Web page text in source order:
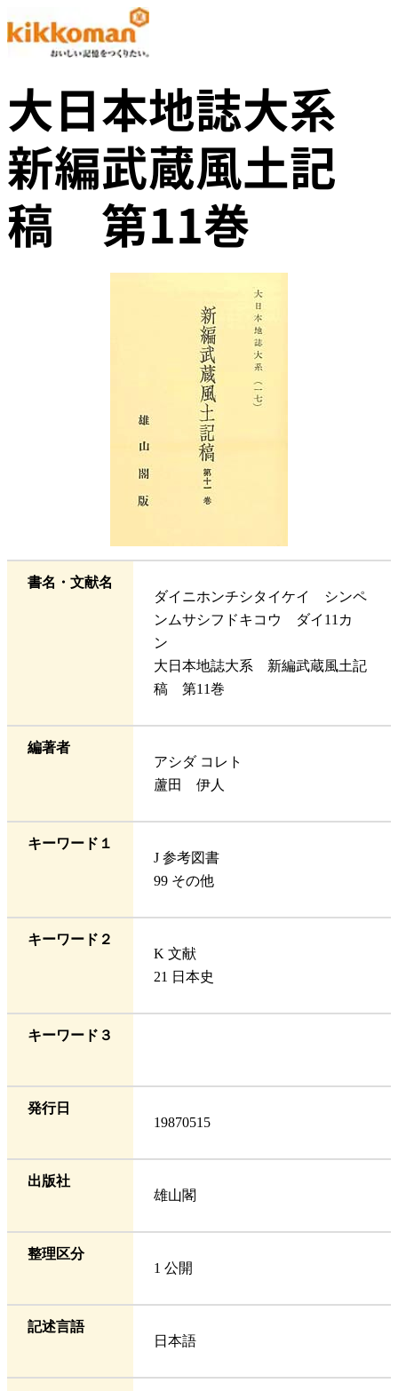
大日本地誌大系
新編武蔵風土記
稿 第11巻
書名・文献名
ダイニホンチシタイケイ シンペ
ンムサシフドキコウ ダイ11カ
ン
大日本地誌大系 新編武蔵風土記
稿 第11巻
編著者
アシダ コレト
蘆田 伊人
キーワード１
J 参考図書
99 その他
キーワード２
K 文献
21 日本史
キーワード３
発行日
19870515
出版社
雄山閣
整理区分
1 公開
記述言語
日本語